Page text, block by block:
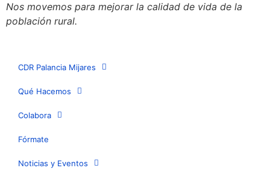
Nos movemos para mejorar la calidad de vida de la
población rural.
CDR Palancia Mijares
Qué Hacemos
Colabora
Fórmate
Noticias y Eventos